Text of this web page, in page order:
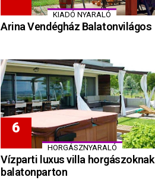
KIADÓ NYARALÓ
Arina Vendégház Balatonvilágos
HORGÁSZNYARALÓ
Vízparti luxus villa horgászoknak
balatonparton